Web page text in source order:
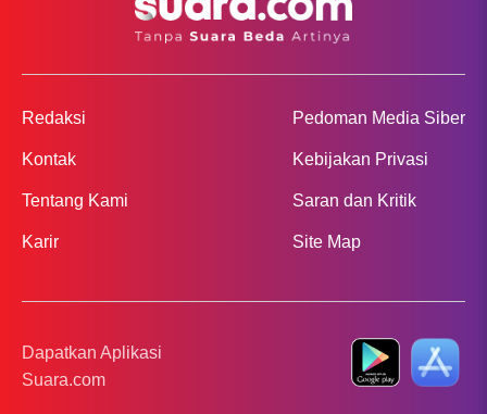
Redaksi
Kontak
Tentang Kami
Karir
Pedoman Media Siber
Kebijakan Privasi
Saran dan Kritik
Site Map
Dapatkan Aplikasi
Suara.com